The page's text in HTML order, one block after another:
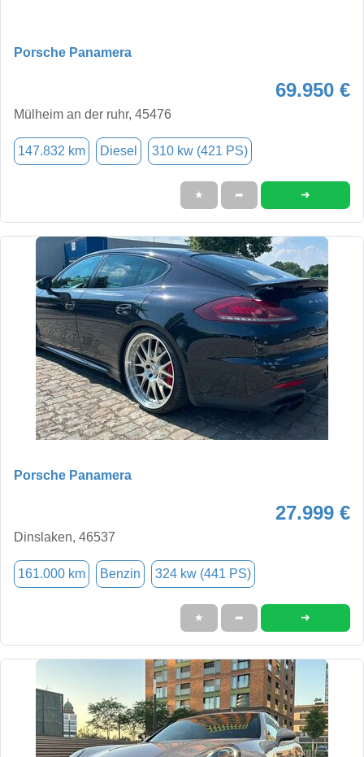
Porsche Panamera
69.950 €
Mülheim an der ruhr, 45476
147.832 km Diesel 310 kw (421 PS)
★ ➦ ➜
Porsche Panamera
27.999 €
Dinslaken, 46537
161.000 km Benzin 324 kw (441 PS)
★ ➦ ➜